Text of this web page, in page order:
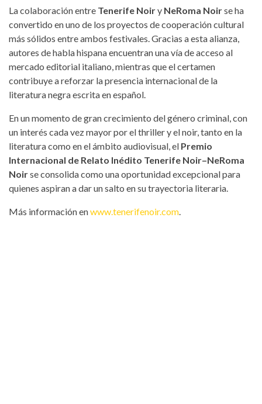
La colaboración entre Tenerife Noiry NeRoma Noirse ha
convertido en uno de los proyectos de cooperación cultural
más sólidos entre ambos festivales. Gracias a esta alianza,
autores de habla hispana encuentran una vía de acceso al
mercado editorial italiano, mientras que el certamen
contribuye a reforzar la presencia internacional de la
literatura negra escrita en español.
En un momento de gran crecimiento del género criminal, con
un interés cada vez mayor por el thriller y el noir, tanto en la
literatura como en el ámbito audiovisual, el Premio
Internacional de Relato Inédito Tenerife Noir–NeRoma
Noirse consolida como una oportunidad excepcional para
quienes aspiran a dar un salto en su trayectoria literaria.
Más información enwww.tenerifenoir.com.